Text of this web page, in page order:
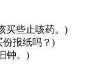
买些止咳药。)
份报纸吗？)
钟。)